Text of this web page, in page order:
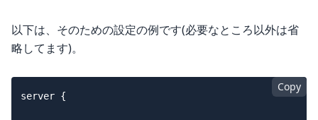
以下は、そのための設定の例です(必要なところ以外は省
略してます)。
Copy
server {